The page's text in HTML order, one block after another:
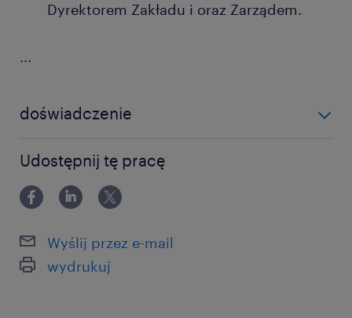
Dyrektorem Zakładu i oraz Zarządem.
...
doświadczenie
Udostępnij tę pracę
Wyślij przez e-mail
wydrukuj